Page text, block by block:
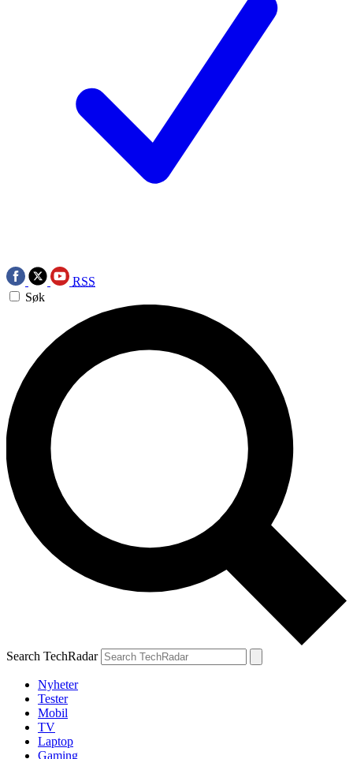
RSS
Søk
Search TechRadar
Nyheter
Tester
Mobil
TV
Laptop
Gaming